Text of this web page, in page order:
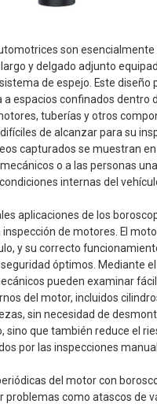
son
y delgado adjunto
de espejo. Este diseño
a espacios confinados dentro
tuberías y otros
de alcanzar para su
capturados se muestran
o a las personas
internas del
aplicaciones de los
de motores. El
y su correcto
óptimos. Mediante
pueden examinar
del motor, incluidos
sin necesidad de
sino que también reduce el
por las inspecciones
del motor con
problemas como atascos de